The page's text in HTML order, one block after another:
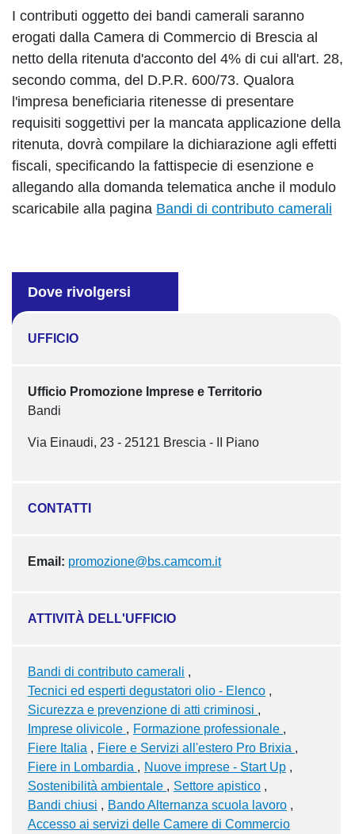
I contributi oggetto dei bandi camerali saranno
erogati dalla Camera di Commercio di Brescia al
netto della ritenuta d'acconto del 4% di cui all'art. 28,
secondo comma, del D.P.R. 600/73. Qualora
l'impresa beneficiaria ritenesse di presentare
requisiti soggettivi per la mancata applicazione della
ritenuta, dovrà compilare la dichiarazione agli effetti
fiscali, specificando la fattispecie di esenzione e
allegando alla domanda telematica anche il modulo
scaricabile alla pagina Bandi di contributo camerali
Dove rivolgersi
UFFICIO
Ufficio Promozione Imprese e Territorio
Bandi
Via Einaudi, 23 - 25121 Brescia - II Piano
CONTATTI
Email: promozione@bs.camcom.it
ATTIVITÀ DELL'UFFICIO
Bandi di contributo camerali
Tecnici ed esperti degustatori olio - Elenco
Sicurezza e prevenzione di atti criminosi
Imprese olivicole
Formazione professionale
Fiere Italia
Fiere e Servizi all'estero Pro Brixia
Fiere in Lombardia
Nuove imprese - Start Up
Sostenibilità ambientale
Settore apistico
Bandi chiusi
Bando Alternanza scuola lavoro
Accesso ai servizi delle Camere di Commercio